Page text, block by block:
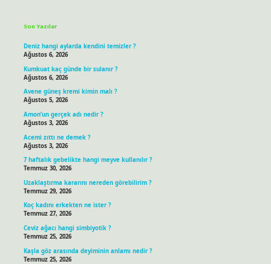
Son Yazılar
Deniz hangi aylarda kendini temizler ?
Ağustos 6, 2026
Kumkuat kaç günde bir sulanır ?
Ağustos 6, 2026
Avene güneş kremi kimin malı ?
Ağustos 5, 2026
Amon’un gerçek adı nedir ?
Ağustos 3, 2026
Acemi zıttı ne demek ?
Ağustos 3, 2026
7 haftalık gebelikte hangi meyve kullanılır ?
Temmuz 30, 2026
Uzaklaştırma kararını nereden görebilirim ?
Temmuz 29, 2026
Koç kadını erkekten ne ister ?
Temmuz 27, 2026
Ceviz ağacı hangi simbiyotik ?
Temmuz 25, 2026
Kaşla göz arasında deyiminin anlamı nedir ?
Temmuz 25, 2026